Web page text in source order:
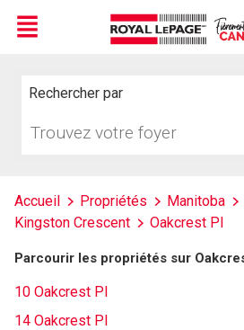
Menu
Rechercher par
votre
Accueil Propriétés Manitoba
Kingston Crescent
Oakcrest Pl
Parcourir les propriétés sur
10 Oakcrest Pl
14 Oakcrest Pl